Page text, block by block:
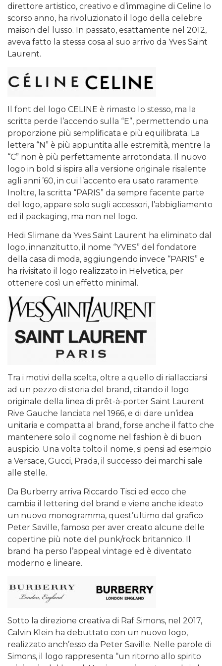
direttore artistico, creativo e d’immagine di Celine lo
scorso anno, ha rivoluzionato il logo della celebre
maison del lusso. In passato, esattamente nel 2012,
aveva fatto la stessa cosa al suo arrivo da Yves Saint
Laurent.
Il font del logo CELINE è rimasto lo stesso, ma la
scritta perde l’accendo sulla “E”, permettendo una
proporzione più semplificata e più equilibrata. La
lettera “N” è più appuntita alle estremità, mentre la
“C” non è più perfettamente arrotondata. Il nuovo
logo in bold si ispira alla versione originale risalente
agli anni ’60, in cui l’accento era usato raramente.
Inoltre, la scritta “PARIS” da sempre facente parte
del logo, appare solo sugli accessori, l’abbigliamento
ed il packaging, ma non nel logo.
Hedi Slimane da Yves Saint Laurent ha eliminato dal
logo, innanzitutto, il nome “YVES” del fondatore
della casa di moda, aggiungendo invece “PARIS” e
ha rivisitato il logo realizzato in Helvetica, per
ottenere così un effetto minimal.
Tra i motivi della scelta, oltre a quello di riallacciarsi
ad un pezzo di storia del brand, citando il logo
originale della linea di prêt-à-porter Saint Laurent
Rive Gauche lanciata nel 1966, e di dare un’idea
unitaria e compatta al brand, forse anche il fatto che
mantenere solo il cognome nel fashion è di buon
auspicio. Una volta tolto il nome, si pensi ad esempio
a Versace, Gucci, Prada, il successo dei marchi sale
alle stelle.
Da Burberry arriva Riccardo Tisci ed ecco che
cambia il lettering del brand e viene anche ideato
un nuovo monogramma, quest’ultimo dal grafico
Peter Saville, famoso per aver creato alcune delle
copertine più note del punk/rock britannico. Il
brand ha perso l’appeal vintage ed è diventato
moderno e lineare.
Sotto la direzione creativa di Raf Simons, nel 2017,
Calvin Klein ha debuttato con un nuovo logo,
realizzato anch’esso da Peter Saville. Nelle parole di
Simons, il logo rappresenta “un ritorno allo spirito